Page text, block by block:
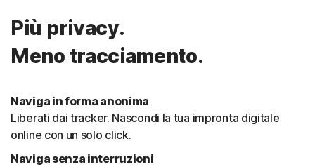
Più privacy.
Meno tracciamento.
Naviga in forma anonima
Liberati dai tracker. Nascondi la tua impronta digitale
online con un solo click.
Naviga senza interruzioni